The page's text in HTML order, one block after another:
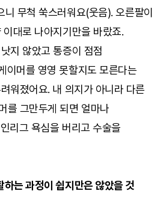
니 무척 쑥스러워요(웃음). 오른팔이
대로 나아지기만을 바랐죠.
지 않았고 통증이 점점
이머를 영영 못할지도 모른다는
워졌어요. 내 의지가 아니라 다른
를 그만두게 되면 얼마나
리그 욕심을 버리고 수술을
는 과정이 쉽지만은 않았을 것